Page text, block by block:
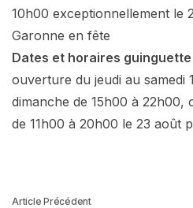
10h00 exceptionnellement le
Garonne en fête
Dates et horaires guinguette
ouverture du jeudi au samedi
dimanche de 15h00 à
de 11h00 à 20h00 le 23 août
Article Précédent